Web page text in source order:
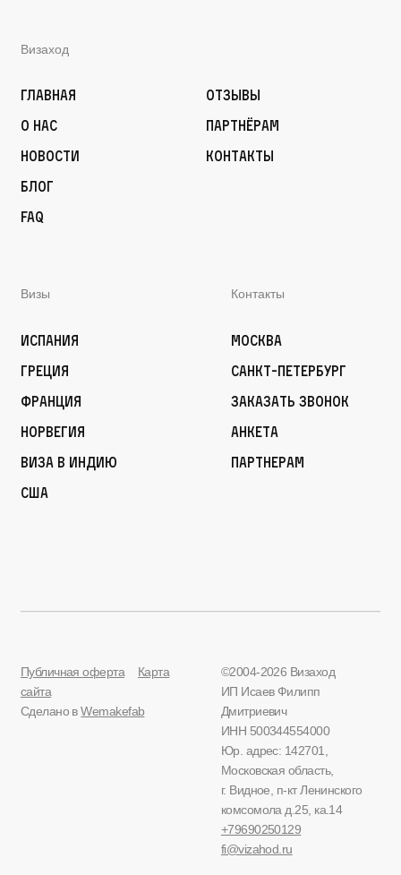
Визаход
Главная
О нас
Новости
Блог
FAQ
Отзывы
Партнёрам
Контакты
Визы
Испания
Греция
Франция
Норвегия
Виза в Индию
США
Контакты
Москва
Санкт-Петербург
Заказать звонок
Анкета
Партнерам
Публичная оферта
Карта
сайта
Сделано вWemakefab
©2004-2026 Визаход
ИП Исаев Филипп
Дмитриевич
ИНН 500344554000
Юр. адрес: 142701,
Московская область,
г. Видное, п-кт Ленинского
комсомола д.25, ка.14
+79690250129
fi@vizahod.ru